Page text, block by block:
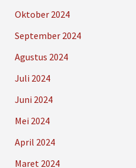
Oktober 2024
September 2024
Agustus 2024
Juli 2024
Juni 2024
Mei 2024
April 2024
Maret 2024